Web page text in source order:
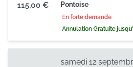
115.00 €
Pontoise
En forte demande
Annulation Gratuite
samedi 12